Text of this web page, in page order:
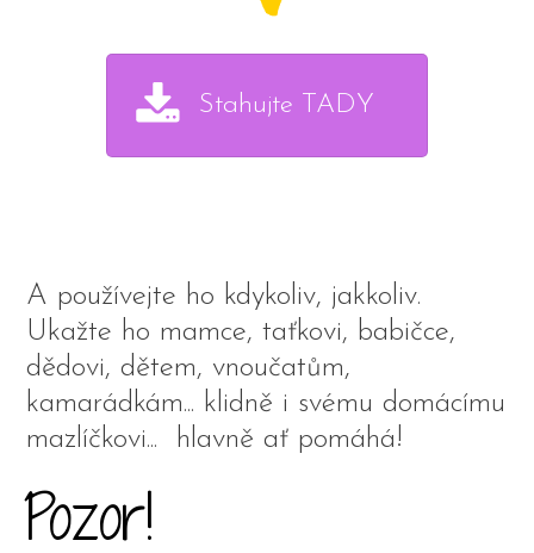
Stahujte TADY
A používejte ho kdykoliv, jakkoliv.
Ukažte ho mamce, taťkovi, babičce,
dědovi, dětem, vnoučatům,
kamarádkám... klidně i svému domácímu
mazlíčkovi... hlavně ať pomáhá!
Pozor!